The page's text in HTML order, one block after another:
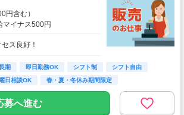
円含む）
イナス500円
イナス2,000円
の資格をお持ちの方は
イナス500円
イナス1,000円
ス良好！
期 即日勤務OK シフト制
シフト自由
日相談OK
春・夏・冬休み期間限定
募へ進む